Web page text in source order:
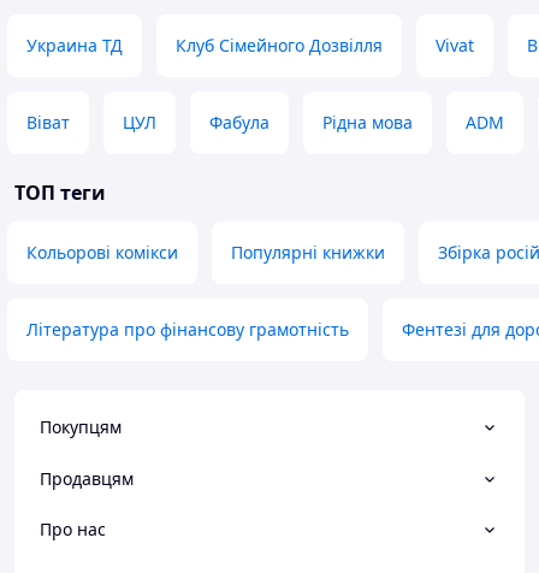
Украина ТД Клуб Сімейного Дозвілля Vivat
Віват ЦУЛ Фабула Рідна мова ADM
ТОП теги
Кольорові комікси Популярні книжки Збірка
Література про фінансову грамотність Фентезі для
Покупцям
Продавцям
Про нас